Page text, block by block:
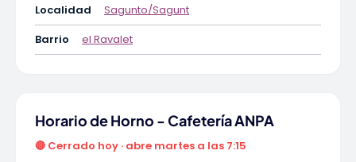
Localidad
Sagunto/Sagunt
Barrio
el Ravalet
Horario de Horno - Cafetería ANPA
🔴 Cerrado hoy · abre martes a las 7:15